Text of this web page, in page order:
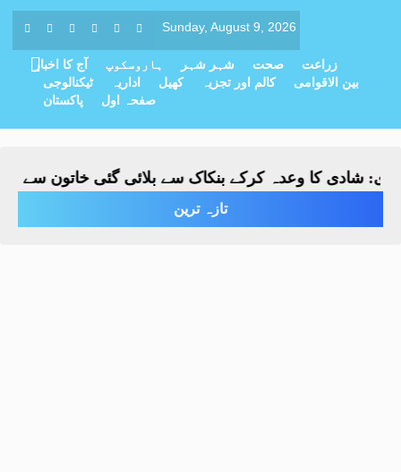
Sunday, August 9, 2026
آج کا اخبار ہاروسکوپ شہر شہر صحت
زراعت
ٹیکنالوجی
اداریہ کھیل کالم اور تجزیہ
بین الاقوامی
پاکستان
صفحہ اول
شادی کا وعدہ کرکے بنکاک سے بلائی گئی خاتون سے مبینہ
تازہ ترین